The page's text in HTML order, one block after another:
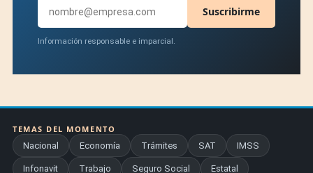
Suscribirme
Información responsable e imparcial.
TEMAS DEL MOMENTO
Nacional
Economía Trámites SAT IMSS
Infonavit Trabajo Seguro Social Estatal